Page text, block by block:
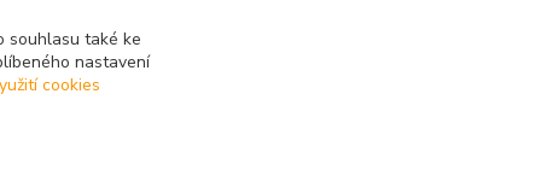
souhlasu také ke
nastavení
cookies